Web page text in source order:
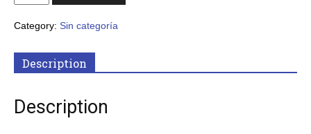
Category: Sin categoría
Description
Description